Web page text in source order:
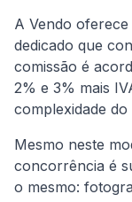
A Vendo
dedicado que
comissão é
2% e 3% mais
complexidade do
Mesmo neste
concorrência é
o mesmo: